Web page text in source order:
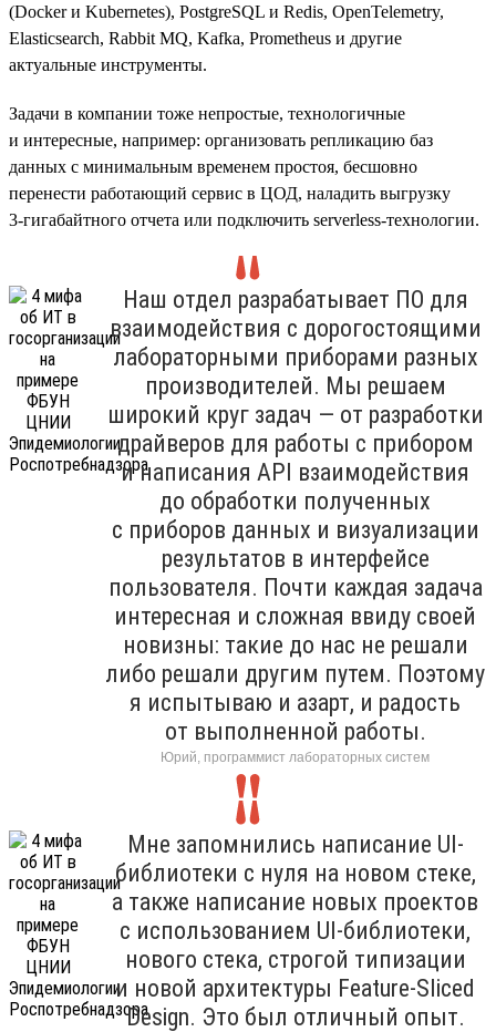
(Docker и Kubernetes), PostgreSQL и Redis, OpenTelemetry,
Elasticsearch, Rabbit MQ, Kafka, Prometheus и другие
актуальные инструменты.
Задачи в компании тоже непростые, технологичные
и интересные, например: организовать репликацию баз
данных с минимальным временем простоя, бесшовно
перенести работающий сервис в ЦОД, наладить выгрузку
3‑гигабайтного отчета или подключить serverless-технологии.
Наш отдел разрабатывает ПО для
взаимодействия с дорогостоящими
лабораторными приборами разных
производителей. Мы решаем
широкий круг задач — от разработки
драйверов для работы с прибором
и написания API взаимодействия
до обработки полученных
с приборов данных и визуализации
результатов в интерфейсе
пользователя. Почти каждая задача
интересная и сложная ввиду своей
новизны: такие до нас не решали
либо решали другим путем. Поэтому
я испытываю и азарт, и радость
от выполненной работы.
Юрий, программист лабораторных систем
Мне запомнились написание UI-
библиотеки с нуля на новом стеке,
а также написание новых проектов
с использованием UI-библиотеки,
нового стека, строгой типизации
и новой архитектуры Feature-Sliced
Design. Это был отличный опыт.